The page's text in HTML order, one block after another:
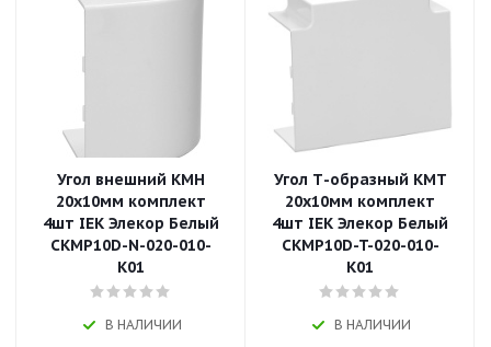
Угол внешний КМН
20х10мм комплект
4шт IEK Элекор Белый
CKMP10D-N-020-010-
K01
В НАЛИЧИИ
Угол Т-образный КМТ
20х10мм комплект
4шт IEK Элекор Белый
CKMP10D-T-020-010-
K01
В НАЛИЧИИ